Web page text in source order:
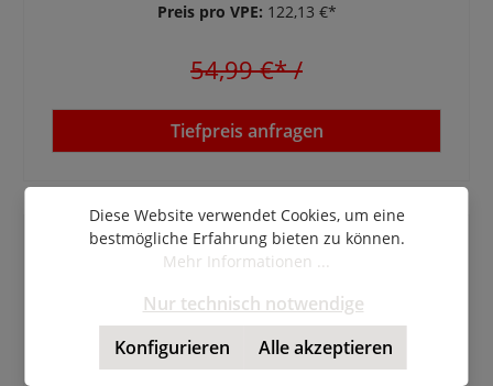
Preis pro VPE: 122,13 €*
54,99 €*/
Tiefpreis anfragen
Diese Website verwendet Cookies, um eine
bestmögliche Erfahrung bieten zu können.
Mehr Informationen ...
Nur technisch notwendige
Konfigurieren
Alle akzeptieren